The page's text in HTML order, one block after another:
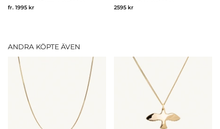
fr. 1995 kr 2595 kr
ANDRA KÖPTE ÄVEN